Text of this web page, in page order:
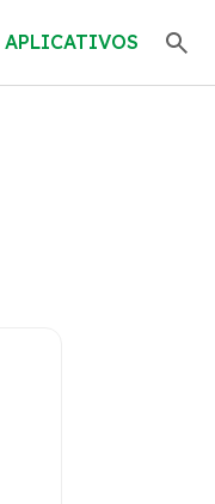
APLICATIVOS